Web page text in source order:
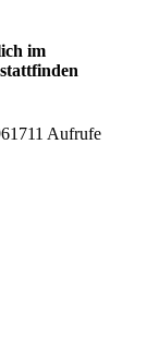
im
Aufrufe